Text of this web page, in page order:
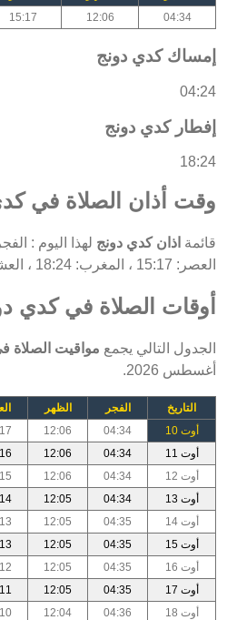
04:34
12:06
15:17
إمساك كدي دونج
04:24
إفطار كدي دونج
18:24
وقت أذان الصلاة في
قائمة اذان كدي دونج
العصر: 15:17 ، المغرب: 18:24 ، العشاء: 19:34.
أوقات الصلاة في كدي
الجدول التالي يجمع مواقيت الصلاة
أغسطس 2026.
التاريخ الفجر الظهر
أوت 10
04:34
12:06
أوت 11
04:34
12:06
أوت 12
04:34
12:06
أوت 13
04:34
12:05
أوت 14
04:35
12:05
أوت 15
04:35
12:05
أوت 16
04:35
12:05
أوت 17
04:35
12:05
أوت 18
04:36
12:04